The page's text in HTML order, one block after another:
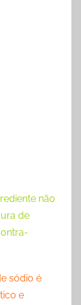
não
de
sódio é
e